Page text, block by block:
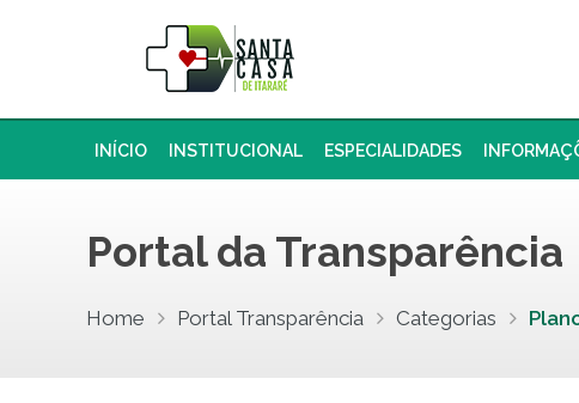
INÍCIO INSTITUCIONAL ESPECIALIDADES
Portal da Transparência
Home Portal Transparência Categorias